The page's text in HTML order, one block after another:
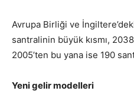
Avrupa Birliği ve
santralinin büyük kısmı,
2005’ten bu yana ise 190
Yeni gelir modelleri